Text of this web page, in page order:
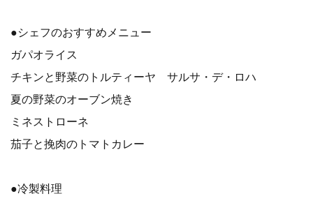
●シェフのおすすめメニュー
ガパオライス
チキンと野菜のトルティーヤ サルサ・デ・ロハ
夏の野菜のオーブン焼き
ミネストローネ
茄子と挽肉のトマトカレー
●冷製料理